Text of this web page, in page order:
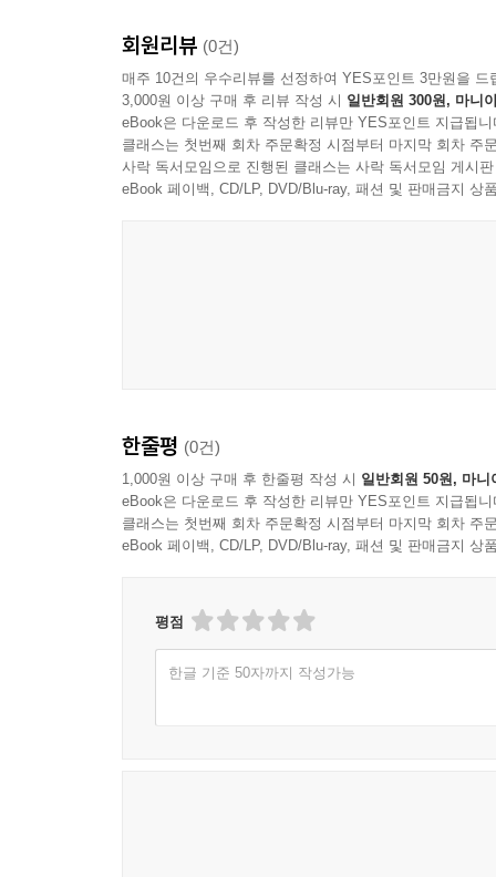
회원리뷰 (0건)
매주 10건의 우수리뷰를 선정하여 YES포인트 3만원을 드
3,000원 이상 구매 후 리뷰 작성 시 일반회원 300원, 마니
eBook은 다운로드 후 작성한 리뷰만 YES포인트 지급됩니
클래스는 첫번째 회차 주문확정 시점부터 마지막 회차 주
사락 독서모임으로 진행된 클래스는 사락 독서모임 게시
eBook 페이백, CD/LP, DVD/Blu-ray, 패션 및 판매금지 상
한줄평 (0건)
1,000원 이상 구매 후 한줄평 작성 시 일반회원 50원, 마니
eBook은 다운로드 후 작성한 리뷰만 YES포인트 지급됩니
클래스는 첫번째 회차 주문확정 시점부터 마지막 회차 주
eBook 페이백, CD/LP, DVD/Blu-ray, 패션 및 판매금지 상
평점
한글 기준 50자까지 작성가능